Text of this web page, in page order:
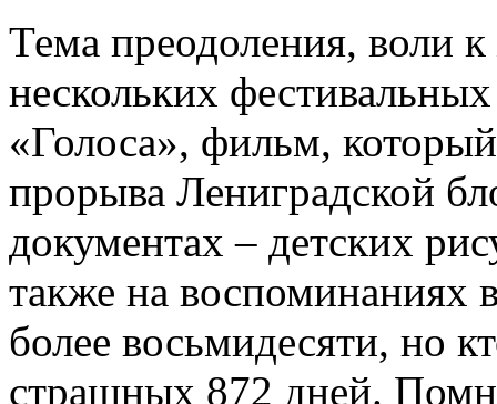
Тема преодоления, воли
нескольких
«Голоса», фильм,
прорыва Лениградской
документах – детских
также на
более восьмидесяти, но
страшных 872 дней.